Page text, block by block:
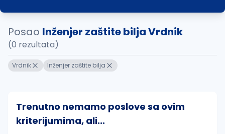
Posao Inženjer zaštite bilja Vrdnik
(0 rezultata)
Vrdnik Inženjer zaštite bilja
Trenutno nemamo poslove sa ovim
kriterijumima, ali...